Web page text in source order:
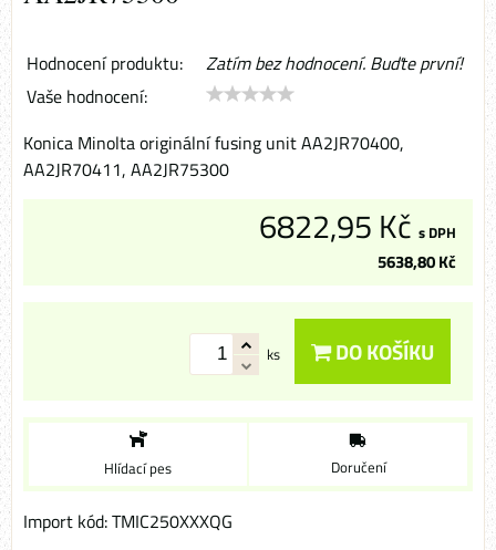
Hodnocení produktu:
Zatím bez hodnocení. Buďte první!
Vaše hodnocení:
Konica Minolta originální fusing unit AA2JR70400,
AA2JR70411, AA2JR75300
6822,95 Kč s DPH
5638,80 Kč
ks DO KOŠÍKU
Hlídací pes Doručení
Import kód: TMIC250XXXQG